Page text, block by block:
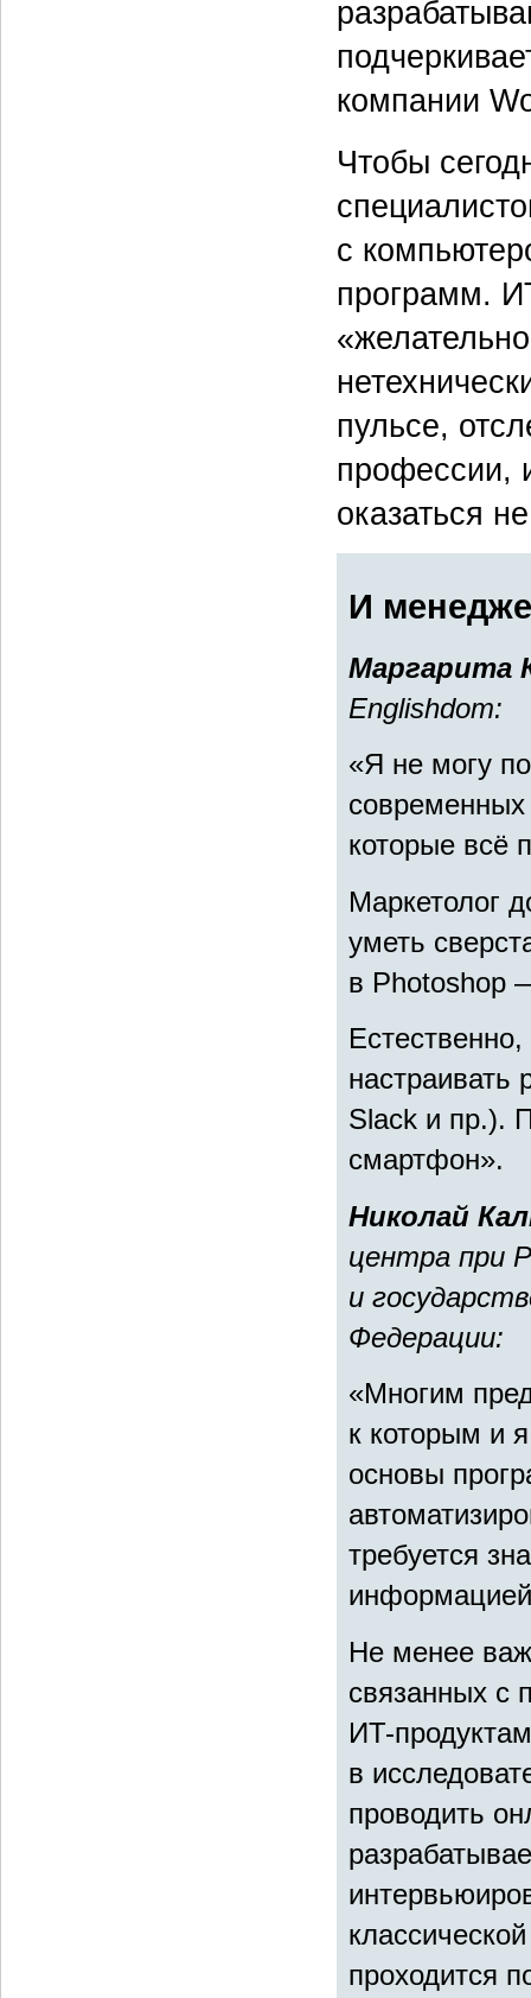
компании
Чтобы
с
программ.
пульсе,
профессии,
оказаться
И
Маргарита
Englishdom:
«Я не могу
современных
которые всё
Маркетолог
уметь
в Photoshop
Slack и пр.).
смартфон».
Николай
центра при
и
Федерации:
«Многим
к которым и
основы
требуется
Не менее
связанных с
ИT-
в
проводить
проходится